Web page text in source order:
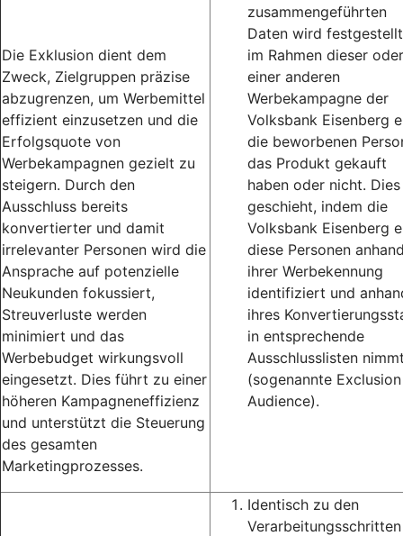
Die Exklusion dient dem
Zweck, Zielgruppen präzise
abzugrenzen, um Werbemittel
effizient einzusetzen und die
Erfolgsquote von
Werbekampagnen gezielt zu
steigern. Durch den
Ausschluss bereits
konvertierter und damit
irrelevanter Personen wird die
Ansprache auf potenzielle
Neukunden fokussiert,
Streuverluste werden
minimiert und das
Werbebudget wirkungsvoll
eingesetzt. Dies führt zu einer
höheren Kampagneneffizienz
und unterstützt die Steuerung
des gesamten
Marketingprozesses.
zusammengeführten
Daten wird
im Rahmen dieser oder
einer anderen
Werbekampagne der
Volksbank Eisenberg
die beworbenen
das Produkt gekauft
haben oder nicht. Dies
geschieht, indem die
Volksbank Eisenberg
diese Personen
ihrer Werbekennung
identifiziert und
ihres
in entsprechende
Ausschlusslisten
(sogenannte Exclusion
Audience).
Identisch zu den
Verarbeitungsschritten